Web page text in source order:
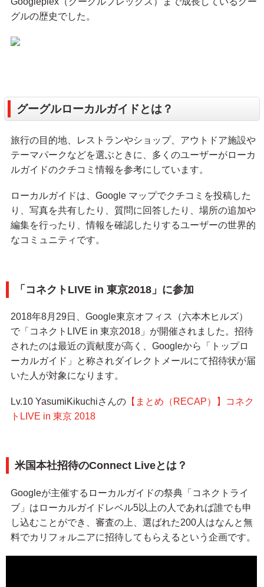
グルの歴史でした。
グーグルローカルガイドとは？
旅行の目的地、レストランやショップ、アウトドア施設や
テーマパークなどを選ぶときに、多くのユーザーがローカ
ルガイドのクチコミ情報を参考にしています。
ローカルガイドは、Google マップでクチコミを投稿した
り、写真を共有したり、質問に回答したり、場所の追加や
編集を行ったり、情報を確認したりするユーザーの世界的
なコミュニティです。
「コネクトLIVE in 東京2018」に参加
2018年8月29日、Google東京オフィス（六本木ヒルズ）
で「コネクトLIVE in 東京2018」が開催されました。招待
されたのは最近の貢献度が高く、Googleから「トップロ
ーカルガイド」と称されダイレクトメールにて招待状が届
いた人が対象になります。
Lv.10 YasumiKikuchiさんの【まとめ（RECAP）】コネク
トLIVE in 東京 2018
米国本社招待のConnect Liveとは？
Googleが主催するローカルガイドの祭典「コネクトライ
ブ」はローカルガイドレベル5以上の人であれば誰でも申
し込むことができ、審査の上、選ばれた200人はなんと無
料でカリフォルニアに招待してもらえるという企画です。